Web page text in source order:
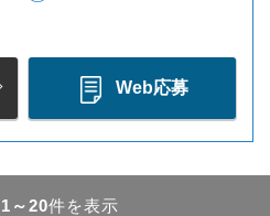
Web応募
1～20件を表示